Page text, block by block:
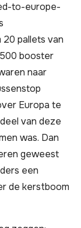
to-europe-
20 pallets van
booster
naar
Europa te
van deze
was. Dan
geweest
een
de kerstboom